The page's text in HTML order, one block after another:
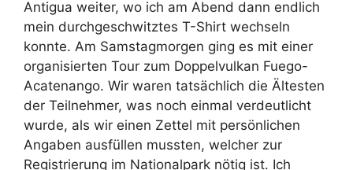
Antigua weiter, wo ich am Abend dann endlich
mein durchgeschwitztes T-Shirt wechseln
konnte. Am Samstagmorgen ging es mit einer
organisierten Tour zum Doppelvulkan Fuego-
Acatenango. Wir waren tatsächlich die Ältesten
der Teilnehmer, was noch einmal verdeutlicht
wurde, als wir einen Zettel mit persönlichen
Angaben ausfüllen mussten, welcher zur
Registrierung im Nationalpark nötig ist. Ich